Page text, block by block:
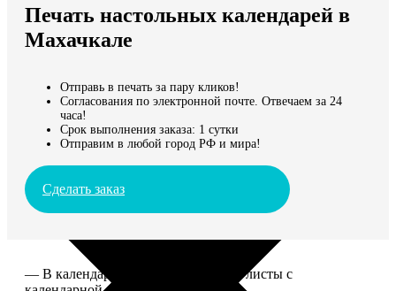
Мы доставляем по всему миру
Продолжить без города
Печать настольных календарей в
Махачкале
Отправь в печать за пару кликов!
Согласования по электронной почте. Отвечаем за 24
часа!
Срок выполнения заказа: 1 сутки
Отправим в любой город РФ и мира!
Сделать заказ
— В календаре 13 листов: обложка+листы с